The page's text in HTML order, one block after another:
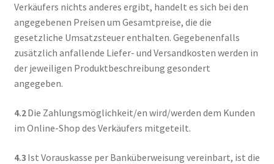
Verkäufers nichts anderes ergibt, handelt es sich bei den
angegebenen Preisen um Gesamtpreise, die die
gesetzliche Umsatzsteuer enthalten. Gegebenenfalls
zusätzlich anfallende Liefer- und Versandkosten werden in
der jeweiligen Produktbeschreibung gesondert
angegeben.
4.2Die Zahlungsmöglichkeit/en wird/werden dem Kunden
im Online-Shop des Verkäufers mitgeteilt.
4.3 Ist Vorauskasse per Banküberweisung vereinbart, ist die